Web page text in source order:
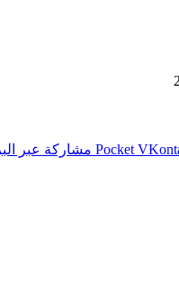
‫Pocket مشاركة عبر